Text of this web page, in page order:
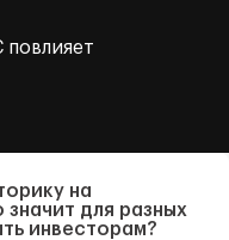
на
для разных
инвесторам?